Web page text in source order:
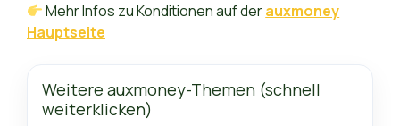
Mehr Infos zu Konditionen auf derauxmoney
Hauptseite
Weitere auxmoney-Themen (schnell
weiterklicken)